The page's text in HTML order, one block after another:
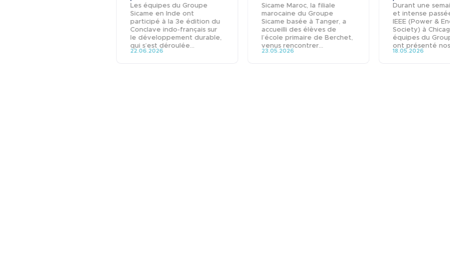
Les équipes du Groupe
Sicame en Inde ont
participé à la 3e édition du
Conclave indo-français sur
le développement durable,
qui s’est déroulée...
22.06.2026
Sicame Maroc, la filiale
marocaine du Groupe
Sicame basée à Tanger, a
accueilli des élèves de
l’école primaire de Berchet,
venus rencontrer...
23.05.2026
Durant une
et intense
IEEE (Power &
Society) à
équipes du
ont présenté
18.05.2026